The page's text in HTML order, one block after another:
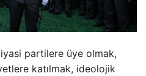
partilere üye olmak,
katılmak, ideolojik